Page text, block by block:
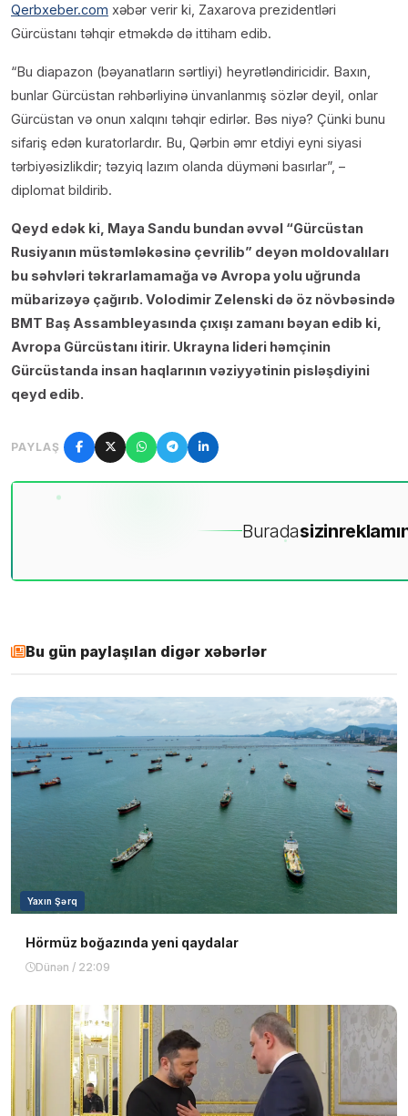
Qerbxeber.com xəbər verir ki, Zaxarova prezidentləri
Gürcüstanı təhqir etməkdə də ittiham edib.
“Bu diapazon (bəyanatların sərtliyi) heyrətləndiricidir. Baxın,
bunlar Gürcüstan rəhbərliyinə ünvanlanmış sözlər deyil, onlar
Gürcüstan və onun xalqını təhqir edirlər. Bəs niyə? Çünki bunu
sifariş edən kuratorlardır. Bu, Qərbin əmr etdiyi eyni siyasi
tərbiyəsizlikdir; təzyiq lazım olanda düyməni basırlar”, –
diplomat bildirib.
Qeyd edək ki, Maya Sandu bundan əvvəl “Gürcüstan
Rusiyanın müstəmləkəsinə çevrilib” deyən moldovalıları
bu səhvləri təkrarlamamağa və Avropa yolu uğrunda
mübarizəyə çağırıb. Volodimir Zelenski də öz növbəsində
BMT Baş Assambleyasında çıxışı zamanı bəyan edib ki,
Avropa Gürcüstanı itirir. Ukrayna lideri həmçinin
Gürcüstanda insan haqlarının vəziyyətinin pisləşdiyini
qeyd edib.
PAYLAŞ
Buradasizin
Bu gün paylaşılan digər xəbərlər
Yaxın Şərq
Hörmüz boğazında yeni qaydalar
Dünən / 22:09